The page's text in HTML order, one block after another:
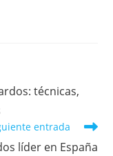
técnicas,
entrada
líder en España